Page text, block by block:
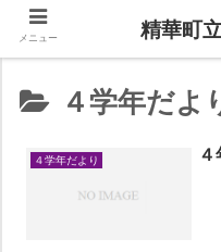
４学年だよ
４学年だより ４
メニュー 精華町